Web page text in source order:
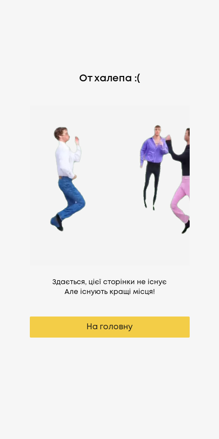
От халепа :(
Здається, цієї сторінки не існує
Але існують кращі місця!
На головну